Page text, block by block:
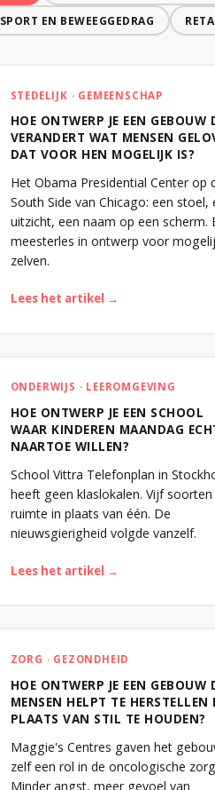
SPORT EN BEWEEGGEDRAG
STEDELIJK · GEMEENSCHAP
HOE ONTWERP JE EEN GEBOUW
VERANDERT WAT MENSEN
DAT VOOR HEN MOGELIJK IS?
Het Obama Presidential Center op
South Side van Chicago: een stoel,
uitzicht, een naam op een scherm.
meesterles in ontwerp voor
zelven.
Lees het artikel →
ONDERWIJS · LEEROMGEVING
HOE ONTWERP JE EEN SCHOOL
WAAR KINDEREN MAANDAG
NAARTOE WILLEN?
School Vittra Telefonplan in
heeft geen klaslokalen. Vijf soorten
ruimte in plaats van één. De
nieuwsgierigheid volgde vanzelf.
Lees het artikel →
ZORG · GEZONDHEID
HOE ONTWERP JE EEN GEBOUW
MENSEN HELPT TE HERSTELLEN
PLAATS VAN STIL TE HOUDEN?
Maggie's Centres gaven het
zelf een rol in de oncologische
Minder angst, meer gevoel van